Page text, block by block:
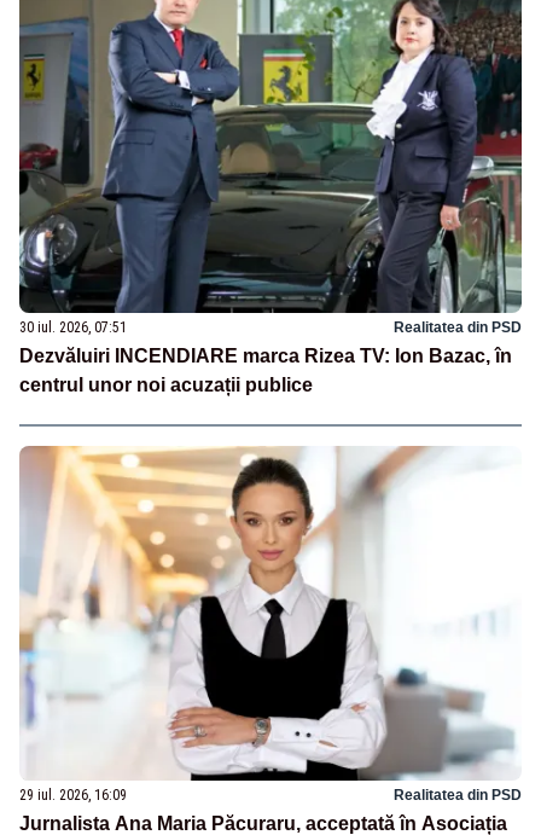
30 iul. 2026, 07:51 Realitatea din PSD
Dezvăluiri INCENDIARE marca Rizea TV: Ion Bazac, în
centrul unor noi acuzații publice
29 iul. 2026, 16:09 Realitatea din PSD
Jurnalista Ana Maria Păcuraru, acceptată în Asociația